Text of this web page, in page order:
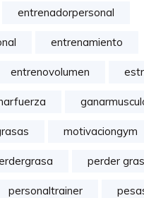
entrenadorpersonal
entrenamiento
entrenovolumen
motivaciongym
perder
personaltrainer